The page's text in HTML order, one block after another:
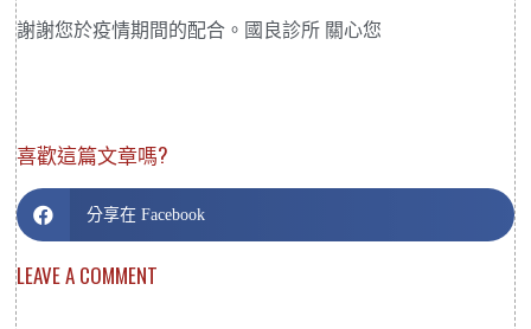
謝謝您於疫情期間的配合。國良診所 關心您
喜歡這篇文章嗎?
分享在 Facebook
LEAVE A COMMENT